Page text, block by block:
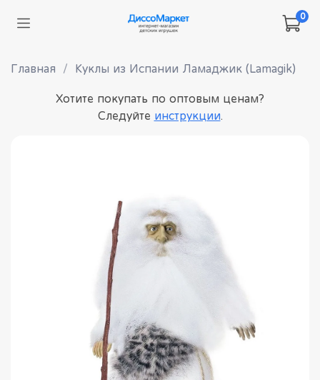
0
Главная Куклы из Испании Ламаджик (Lamagik)
Хотите покупать по оптовым ценам?
Следуйте инструкции.